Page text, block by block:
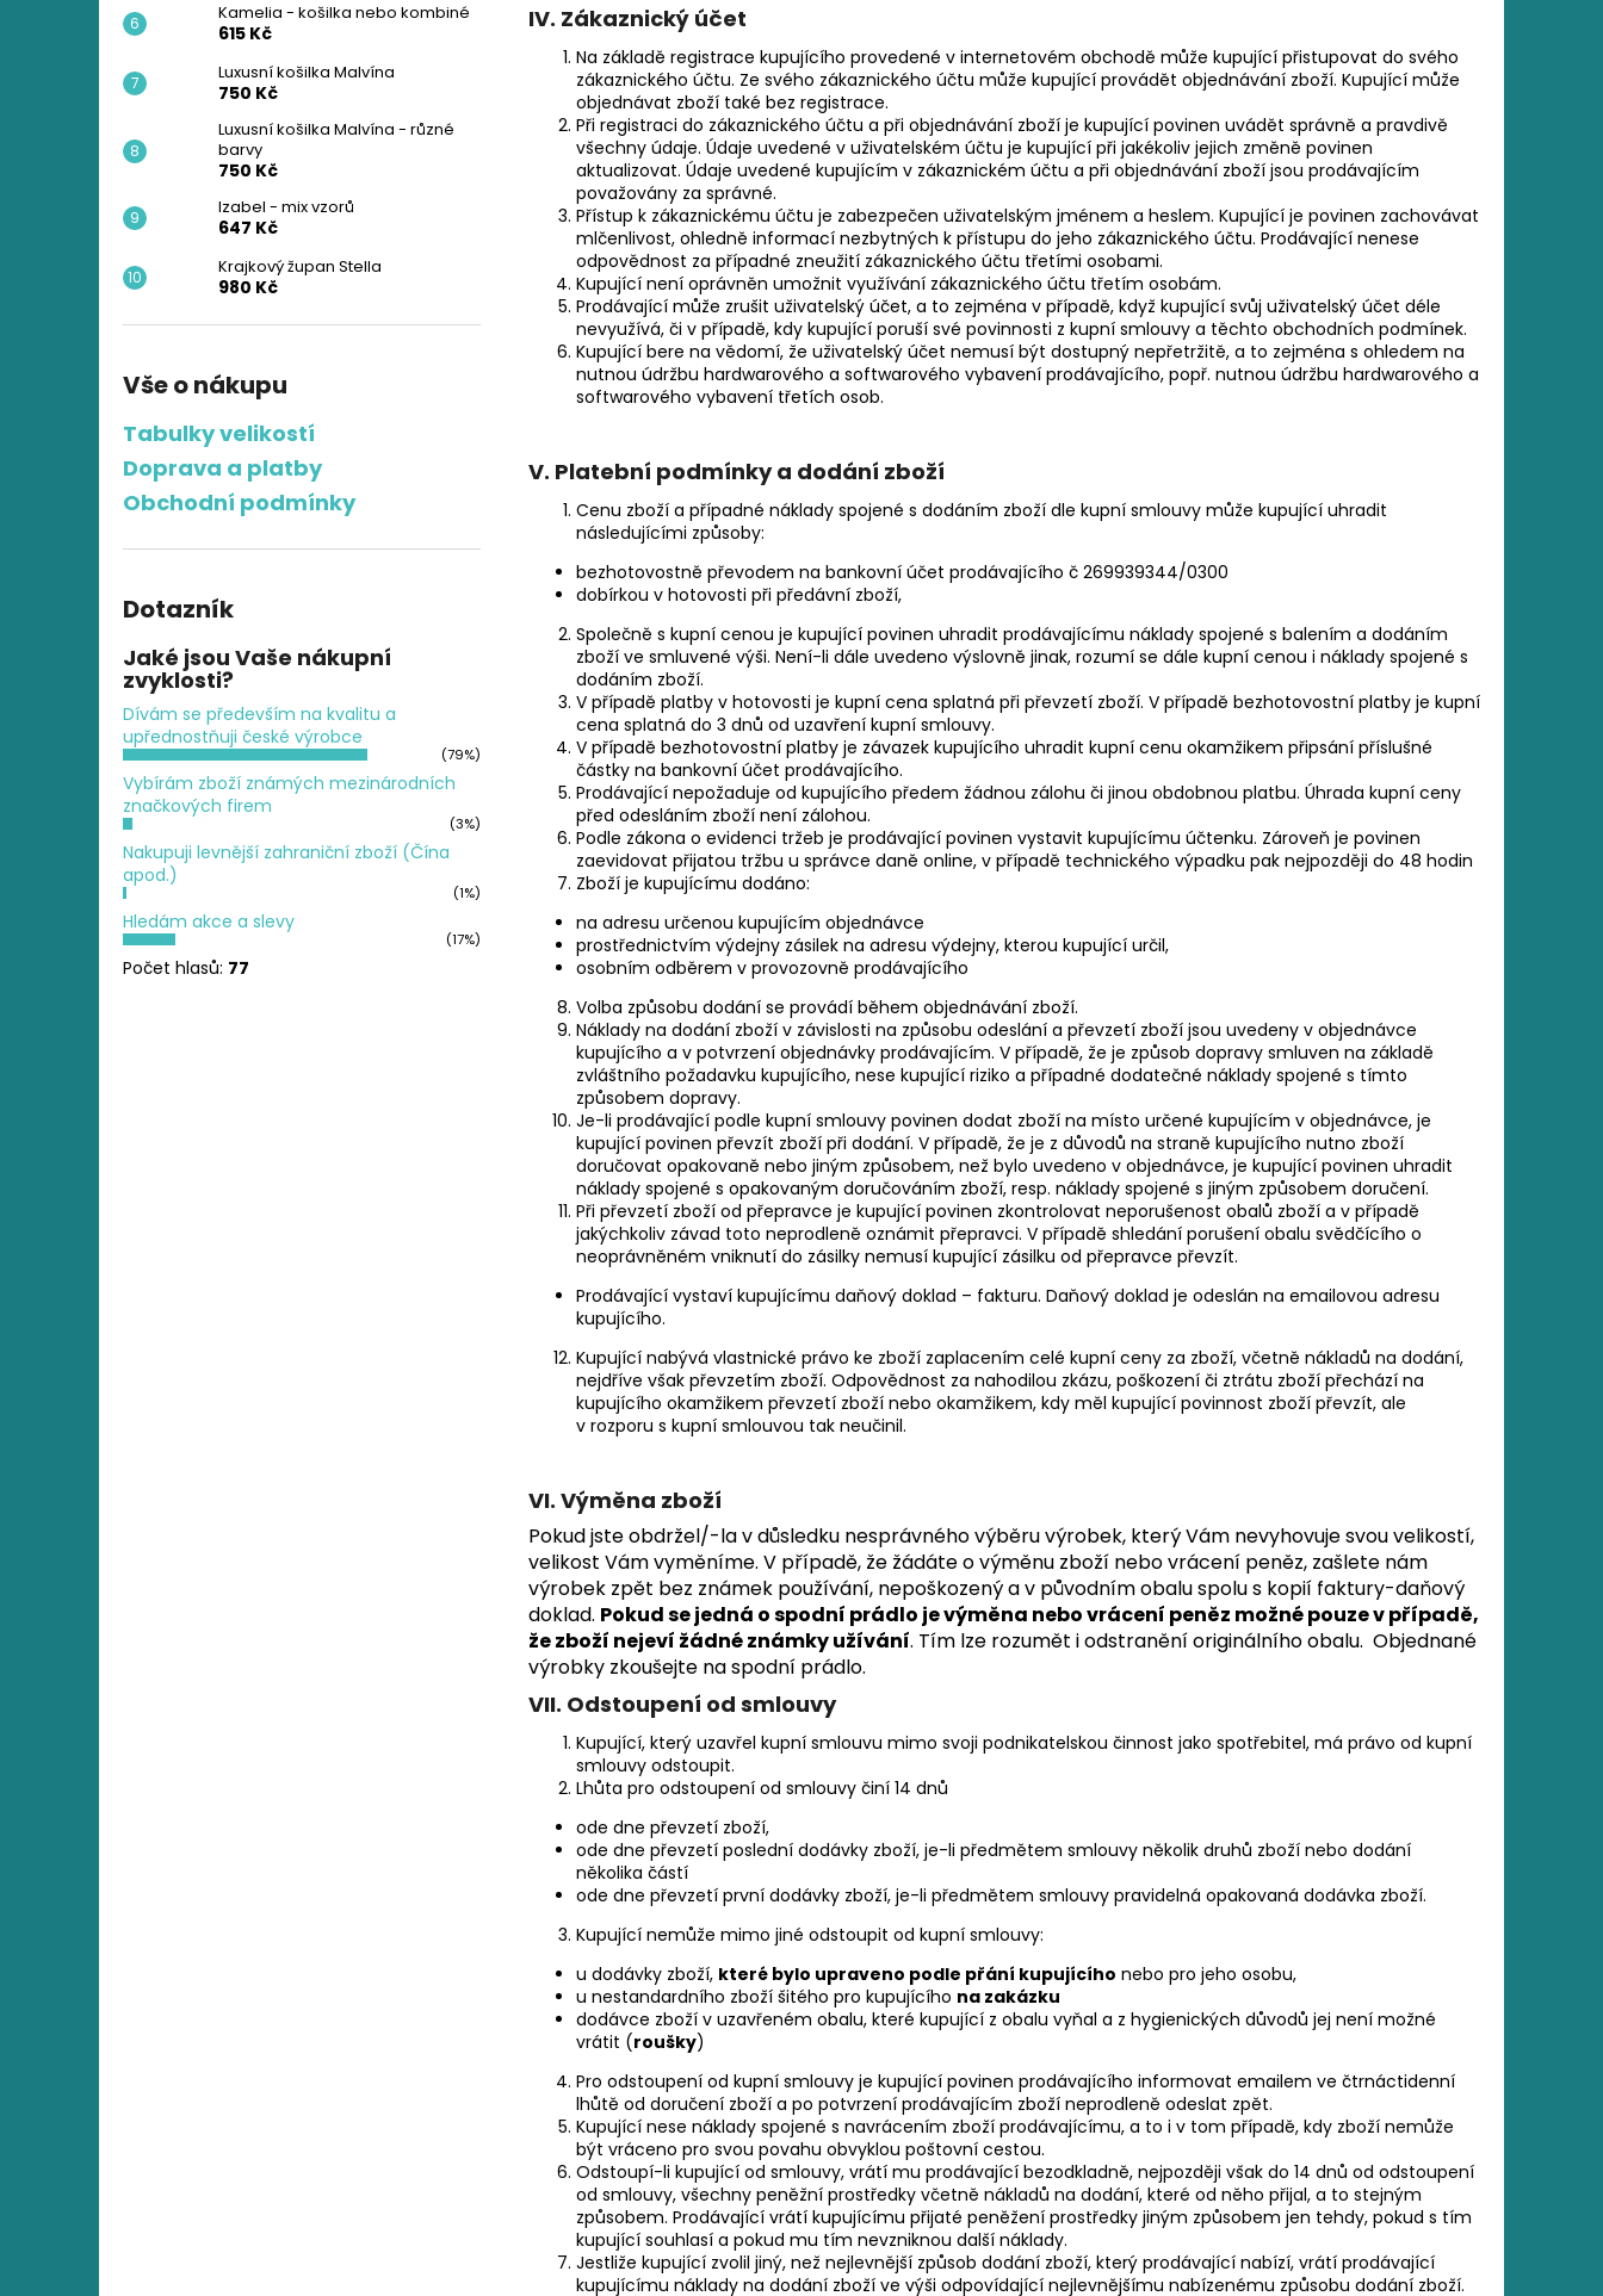
Kamelia - košilka nebo kombiné
615 Kč
Luxusní košilka Malvína
750 Kč
Luxusní košilka Malvína - různé
barvy
750 Kč
Izabel - mix vzorů
647 Kč
Krajkový župan Stella
980 Kč
Vše o nákupu
Tabulky velikostí
Doprava a platby
Obchodní podmínky
Dotazník
Jaké jsou Vaše nákupní
zvyklosti?
Dívám se především na kvalitu a
upřednostňuji české výrobce
(79%)
Vybírám zboží známých mezinárodních
značkových firem
(3%)
Nakupuji levnější zahraniční zboží (Čína
apod.)
(1%)
Hledám akce a slevy
(17%)
Počet hlasů: 77
IV. Zákaznický účet
Na základě registrace kupujícího provedené v internetovém obchodě může kupující přistupovat do svého
zákaznického účtu. Ze svého zákaznického účtu může kupující provádět objednávání zboží. Kupující může
objednávat zboží také bez registrace.
Při registraci do zákaznického účtu a při objednávání zboží je kupující povinen uvádět správně a pravdivě
všechny údaje. Údaje uvedené v uživatelském účtu je kupující při jakékoliv jejich změně povinen
aktualizovat. Údaje uvedené kupujícím v zákaznickém účtu a při objednávání zboží jsou prodávajícím
považovány za správné.
Přístup k zákaznickému účtu je zabezpečen uživatelským jménem a heslem. Kupující je povinen zachovávat
mlčenlivost, ohledně informací nezbytných k přístupu do jeho zákaznického účtu. Prodávající nenese
odpovědnost za případné zneužití zákaznického účtu třetími osobami.
Kupující není oprávněn umožnit využívání zákaznického účtu třetím osobám.
Prodávající může zrušit uživatelský účet, a to zejména v případě, když kupující svůj uživatelský účet déle
nevyužívá, či v případě, kdy kupující poruší své povinnosti z kupní smlouvy a těchto obchodních podmínek.
Kupující bere na vědomí, že uživatelský účet nemusí být dostupný nepřetržitě, a to zejména s ohledem na
nutnou údržbu hardwarového a softwarového vybavení prodávajícího, popř. nutnou údržbu hardwarového a
softwarového vybavení třetích osob.
V. Platební podmínky a dodání zboží
Cenu zboží a případné náklady spojené s dodáním zboží dle kupní smlouvy může kupující uhradit
následujícími způsoby:
bezhotovostně převodem na bankovní účet prodávajícího č 269939344/0300
dobírkou v hotovosti při předávní zboží,
Společně s kupní cenou je kupující povinen uhradit prodávajícímu náklady spojené s balením a dodáním
zboží ve smluvené výši. Není-li dále uvedeno výslovně jinak, rozumí se dále kupní cenou i náklady spojené s
dodáním zboží.
V případě platby v hotovosti je kupní cena splatná při převzetí zboží. V případě bezhotovostní platby je kupní
cena splatná do 3 dnů od uzavření kupní smlouvy.
V případě bezhotovostní platby je závazek kupujícího uhradit kupní cenu okamžikem připsání příslušné
částky na bankovní účet prodávajícího.
Prodávající nepožaduje od kupujícího předem žádnou zálohu či jinou obdobnou platbu. Úhrada kupní ceny
před odesláním zboží není zálohou.
Podle zákona o evidenci tržeb je prodávající povinen vystavit kupujícímu účtenku. Zároveň je povinen
zaevidovat přijatou tržbu u správce daně online, v případě technického výpadku pak nejpozději do 48 hodin
Zboží je kupujícímu dodáno:
na adresu určenou kupujícím objednávce
prostřednictvím výdejny zásilek na adresu výdejny, kterou kupující určil,
osobním odběrem v provozovně prodávajícího
Volba způsobu dodání se provádí během objednávání zboží.
Náklady na dodání zboží v závislosti na způsobu odeslání a převzetí zboží jsou uvedeny v objednávce
kupujícího a v potvrzení objednávky prodávajícím. V případě, že je způsob dopravy smluven na základě
zvláštního požadavku kupujícího, nese kupující riziko a případné dodatečné náklady spojené s tímto
způsobem dopravy.
Je-li prodávající podle kupní smlouvy povinen dodat zboží na místo určené kupujícím v objednávce, je
kupující povinen převzít zboží při dodání. V případě, že je z důvodů na straně kupujícího nutno zboží
doručovat opakovaně nebo jiným způsobem, než bylo uvedeno v objednávce, je kupující povinen uhradit
náklady spojené s opakovaným doručováním zboží, resp. náklady spojené s jiným způsobem doručení.
Při převzetí zboží od přepravce je kupující povinen zkontrolovat neporušenost obalů zboží a v případě
jakýchkoliv závad toto neprodleně oznámit přepravci. V případě shledání porušení obalu svědčícího o
neoprávněném vniknutí do zásilky nemusí kupující zásilku od přepravce převzít.
Prodávající vystaví kupujícímu daňový doklad – fakturu. Daňový doklad je odeslán na emailovou adresu
kupujícího.
Kupující nabývá vlastnické právo ke zboží zaplacením celé kupní ceny za zboží, včetně nákladů na dodání,
nejdříve však převzetím zboží. Odpovědnost za nahodilou zkázu, poškození či ztrátu zboží přechází na
kupujícího okamžikem převzetí zboží nebo okamžikem, kdy měl kupující povinnost zboží převzít, ale
v rozporu s kupní smlouvou tak neučinil.
VI. Výměna zboží
Pokud jste obdržel/-la v důsledku nesprávného výběru výrobek, který Vám nevyhovuje svou velikostí,
velikost Vám vyměníme. V případě, že žádáte o výměnu zboží nebo vrácení peněz, zašlete nám
výrobek zpět bez známek používání, nepoškozený a v původním obalu spolu s kopií faktury-daňový
doklad. Pokud se jedná o spodní prádlo je výměna nebo vrácení peněz možné pouze v případě,
že zboží nejeví žádné známky užívání. Tím lze rozumět i odstranění originálního obalu. Objednané
výrobky zkoušejte na spodní prádlo.
VII. Odstoupení od smlouvy
Kupující, který uzavřel kupní smlouvu mimo svoji podnikatelskou činnost jako spotřebitel, má právo od kupní
smlouvy odstoupit.
Lhůta pro odstoupení od smlouvy činí 14 dnů
ode dne převzetí zboží,
ode dne převzetí poslední dodávky zboží, je-li předmětem smlouvy několik druhů zboží nebo dodání
několika částí
ode dne převzetí první dodávky zboží, je-li předmětem smlouvy pravidelná opakovaná dodávka zboží.
Kupující nemůže mimo jiné odstoupit od kupní smlouvy:
u dodávky zboží, které bylo upraveno podle přání kupujícího nebo pro jeho osobu,
u nestandardního zboží šitého pro kupujícího na zakázku
dodávce zboží v uzavřeném obalu, které kupující z obalu vyňal a z hygienických důvodů jej není možné
vrátit (roušky)
Pro odstoupení od kupní smlouvy je kupující povinen prodávajícího informovat emailem ve čtrnáctidenní
lhůtě od doručení zboží a po potvrzení prodávajícím zboží neprodleně odeslat zpět.
Kupující nese náklady spojené s navrácením zboží prodávajícímu, a to i v tom případě, kdy zboží nemůže
být vráceno pro svou povahu obvyklou poštovní cestou.
Odstoupí-li kupující od smlouvy, vrátí mu prodávající bezodkladně, nejpozději však do 14 dnů od odstoupení
od smlouvy, všechny peněžní prostředky včetně nákladů na dodání, které od něho přijal, a to stejným
způsobem. Prodávající vrátí kupujícímu přijaté peněžení prostředky jiným způsobem jen tehdy, pokud s tím
kupující souhlasí a pokud mu tím nevzniknou další náklady.
Jestliže kupující zvolil jiný, než nejlevnější způsob dodání zboží, který prodávající nabízí, vrátí prodávající
kupujícímu náklady na dodání zboží ve výši odpovídající nejlevnějšímu nabízenému způsobu dodání zboží.